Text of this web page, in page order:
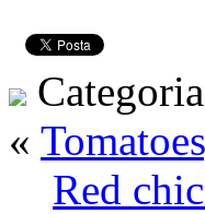
Categoria
«
Red